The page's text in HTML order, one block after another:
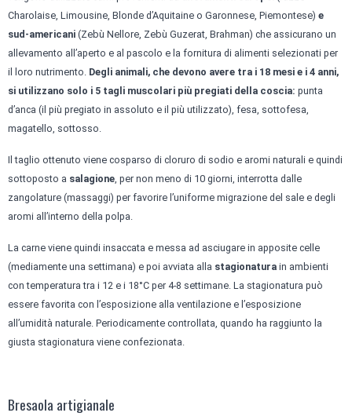
Charolaise, Limousine, Blonde d’Aquitaine o Garonnese, Piemontese) e
sud-americani (Zebù Nellore, Zebù Guzerat, Brahman) che assicurano un
allevamento all’aperto e al pascolo e la fornitura di alimenti selezionati per
il loro nutrimento. Degli animali, che devono avere tra i 18 mesi e i 4 anni,
si utilizzano solo i 5 tagli muscolari più pregiati della coscia: punta
d’anca (il più pregiato in assoluto e il più utilizzato), fesa, sottofesa,
magatello, sottosso.
Il taglio ottenuto viene cosparso di cloruro di sodio e aromi naturali e quindi
sottoposto a salagione , per non meno di 10 giorni, interrotta dalle
zangolature (massaggi) per favorire l’uniforme migrazione del sale e degli
aromi all’interno della polpa.
La carne viene quindi insaccata e messa ad asciugare in apposite celle
(mediamente una settimana) e poi avviata alla stagionatura in ambienti
con temperatura tra i 12 e i 18°C per 4-8 settimane. La stagionatura può
essere favorita con l’esposizione alla ventilazione e l’esposizione
all’umidità naturale. Periodicamente controllata, quando ha raggiunto la
giusta stagionatura viene confezionata.
Bresaola artigianale